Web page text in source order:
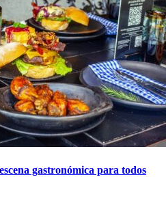
gastronómica para todos